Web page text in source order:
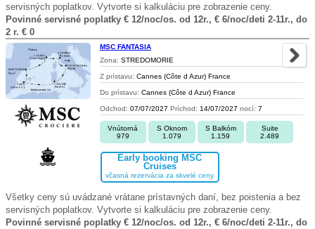
servisných poplatkov. Vytvorte si kalkuláciu pre zobrazenie ceny.
Povinné servisné poplatky € 12/noc/os. od 12r., € 6/noc/deti 2-11r., do
2 r. € 0
MSC FANTASIA
Zona: STREDOMORIE
Z prístavu: Cannes (Côte d Azur) France
Do prístavu: Cannes (Côte d Azur) France
Odchod: 07/07/2027 Príchod: 14/07/2027 nocí: 7
Vnútorná
979
S Oknom
1.079
S Balkóm
1.159
Suite
2.489
Early booking MSC
Cruises
včasná rezervácia za skvelé ceny
Všetky ceny sú uvádzané vrátane prístavných daní, bez poistenia a bez
servisných poplatkov. Vytvorte si kalkuláciu pre zobrazenie ceny.
Povinné servisné poplatky € 12/noc/os. od 12r., € 6/noc/deti 2-11r., do